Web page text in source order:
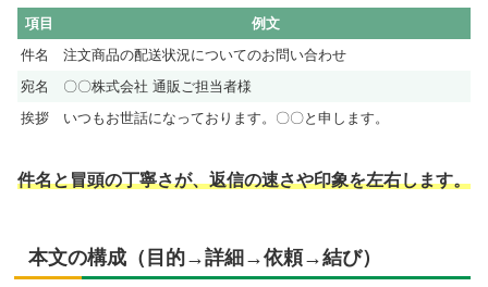
項目
例文
件名
注文商品の配送状況についてのお問い合わせ
宛名
〇〇株式会社 通販ご担当者様
挨拶
いつもお世話になっております。〇〇と申します。
件名と冒頭の丁寧さが、返信の速さや印象を左右します。
本文の構成（目的→詳細→依頼→結び）